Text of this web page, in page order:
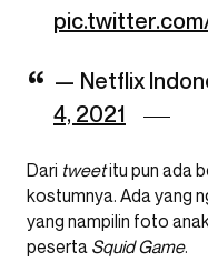
— Netflix
4, 2021
Dari tweetitu pun ada
kostumnya. Ada yang
yang nampilin foto
peserta Squid Game.